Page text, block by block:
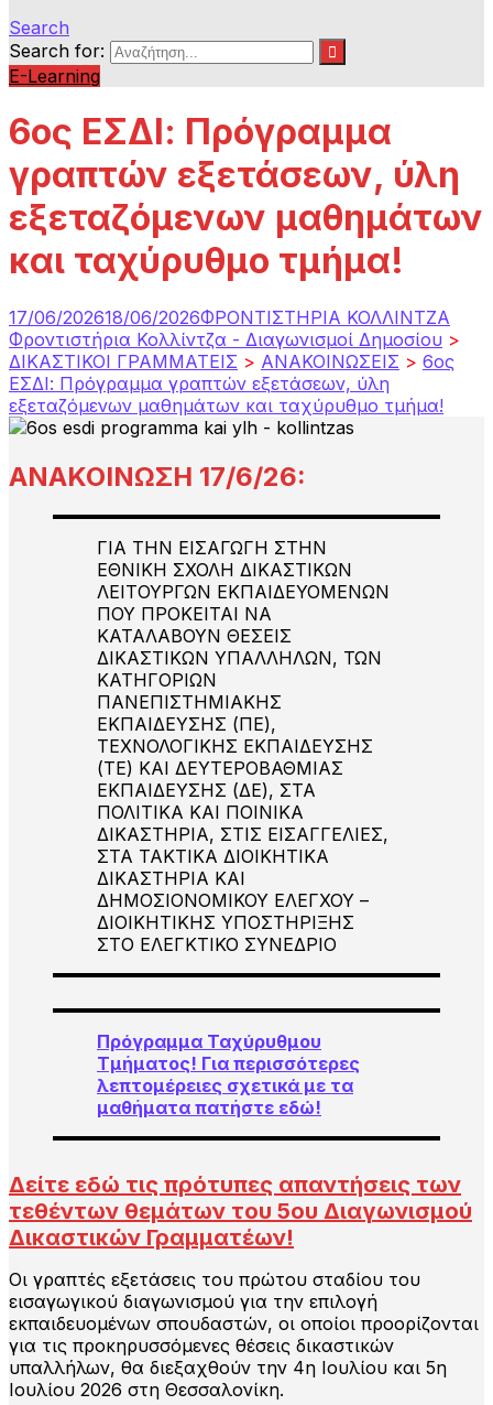
Search
Search for:
E-Learning
6ος ΕΣΔΙ: Πρόγραμμα
γραπτών εξετάσεων, ύλη
εξεταζόμενων μαθημάτων
και ταχύρυθμο τμήμα!
17/06/202618/06/2026ΦΡΟΝΤΙΣΤΗΡΙΑ ΚΟΛΛΙΝΤΖΑ
Φροντιστήρια Κολλίντζα - Διαγωνισμοί Δημοσίου >
ΔΙΚΑΣΤΙΚΟΙ ΓΡΑΜΜΑΤΕΙΣ > ΑΝΑΚΟΙΝΩΣΕΙΣ > 6ος
ΕΣΔΙ: Πρόγραμμα γραπτών εξετάσεων, ύλη
εξεταζόμενων μαθημάτων και ταχύρυθμο τμήμα!
ΑΝΑΚΟΙΝΩΣΗ 17/6/26:
ΓΙΑ ΤΗΝ ΕΙΣΑΓΩΓΗ ΣΤΗΝ
ΕΘΝΙΚΗ ΣΧΟΛΗ ΔΙΚΑΣΤΙΚΩΝ
ΛΕΙΤΟΥΡΓΩΝ ΕΚΠΑΙΔΕΥΟΜΕΝΩΝ
ΠΟΥ ΠΡΟΚΕΙΤΑΙ ΝΑ
ΚΑΤΑΛΑΒΟΥΝ ΘΕΣΕΙΣ
ΔΙΚΑΣΤΙΚΩΝ ΥΠΑΛΛΗΛΩΝ, ΤΩΝ
ΚΑΤΗΓΟΡΙΩΝ
ΠΑΝΕΠΙΣΤΗΜΙΑΚΗΣ
ΕΚΠΑΙΔΕΥΣΗΣ (ΠΕ),
ΤΕΧΝΟΛΟΓΙΚΗΣ ΕΚΠΑΙΔΕΥΣΗΣ
(ΤΕ) ΚΑΙ ΔΕΥΤΕΡΟΒΑΘΜΙΑΣ
ΕΚΠΑΙΔΕΥΣΗΣ (ΔΕ), ΣΤΑ
ΠΟΛΙΤΙΚΑ ΚΑΙ ΠΟΙΝΙΚΑ
ΔΙΚΑΣΤΗΡΙΑ, ΣΤΙΣ ΕΙΣΑΓΓΕΛΙΕΣ,
ΣΤΑ ΤΑΚΤΙΚΑ ΔΙΟΙΚΗΤΙΚΑ
ΔΙΚΑΣΤΗΡΙΑ ΚΑΙ
ΔΗΜΟΣΙΟΝΟΜΙΚΟΥ ΕΛΕΓΧΟΥ –
ΔΙΟΙΚΗΤΙΚΗΣ ΥΠΟΣΤΗΡΙΞΗΣ
ΣΤΟ ΕΛΕΓΚΤΙΚΟ ΣΥΝΕΔΡΙΟ
Πρόγραμμα Ταχύρυθμου
Τμήματος! Για περισσότερες
λεπτομέρειες σχετικά με τα
μαθήματα πατήστε εδώ!
Δείτε εδώ τις πρότυπες απαντήσεις των
τεθέντων θεμάτων του 5ου Διαγωνισμού
Δικαστικών Γραμματέων!
Οι γραπτές εξετάσεις του πρώτου σταδίου του
εισαγωγικού διαγωνισμού για την επιλογή
εκπαιδευομένων σπουδαστών, οι οποίοι προορίζονται
για τις προκηρυσσόμενες θέσεις δικαστικών
υπαλλήλων, θα διεξαχθούν την 4η Ιουλίου και 5η
Ιουλίου 2026 στη Θεσσαλονίκη.